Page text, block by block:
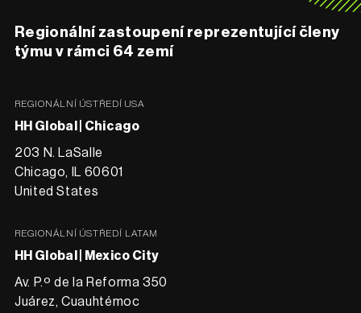
Regionální zastoupení reprezentující členy
týmu v rámci 64 zemí
REGIONÁLNÍ ÚSTŘEDÍ USA
HH Global | Chicago
203 N. LaSalle
Chicago, IL 60601
United States
REGIONÁLNÍ ÚSTŘEDÍ LATAM
HH Global | Mexico City
Av. P.º de la Reforma 350
Juárez, Cuauhtémoc